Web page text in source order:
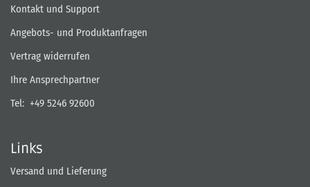
Kontakt und Support
Angebots- und Produktanfragen
Vertrag widerrufen
Ihre Ansprechpartner
Tel: +49 5246 92600
Links
Versand und Lieferung